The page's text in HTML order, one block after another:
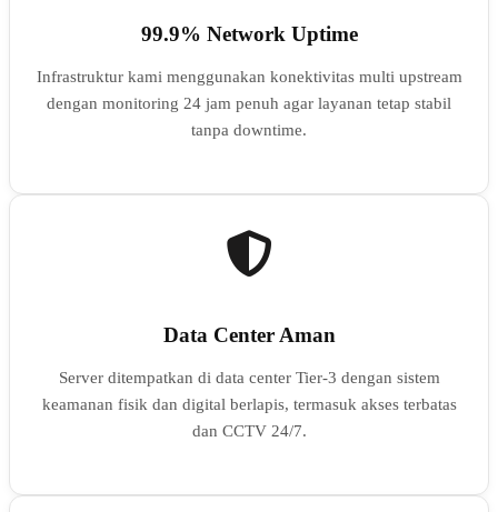
99.9% Network Uptime
Infrastruktur kami menggunakan konektivitas multi upstream
dengan monitoring 24 jam penuh agar layanan tetap stabil
tanpa downtime.
Data Center Aman
Server ditempatkan di data center Tier-3 dengan sistem
keamanan fisik dan digital berlapis, termasuk akses terbatas
dan CCTV 24/7.